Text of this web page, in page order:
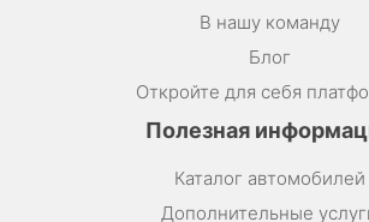
В нашу команду
Блог
Откройте для себя
Полезная
Каталог автомобилей
Дополнительные